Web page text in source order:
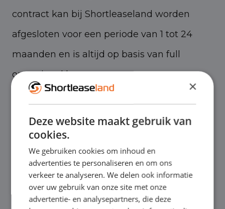
contract kan bij Shortleaseland worden
afgesloten voor een periode van 1 tot 24
maanden en is altijd op basis van full
operational lease.
Mercedes-Benz koel-vrieswagens :
Onze Mercedes-Benz koel-vrieswagens zijn
uitgerust met de koeltechnologieën die een
constante temperatuur garanderen,
×
Deze website maakt gebruik van
cookies.
We gebruiken cookies om inhoud en
advertenties te personaliseren en om ons
verkeer te analyseren. We delen ook informatie
over uw gebruik van onze site met onze
advertentie- en analysepartners, die deze